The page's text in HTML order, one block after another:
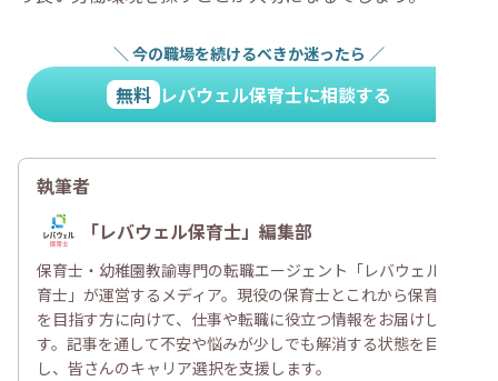
＼ 今の職場を続けるべきか迷ったら ／
無料 レバウェル保育士に相談する
執筆者
「レバウェル保育士」編集部
保育士・幼稚園教諭専門の転職エージェント「レバウェル保
育士」が運営するメディア。現役の保育士とこれから保育士
を目指す方に向けて、仕事や転職に役立つ情報をお届けしま
す。記事を通して不安や悩みが少しでも解消する状態を目指
し、皆さんのキャリア選択を支援します。